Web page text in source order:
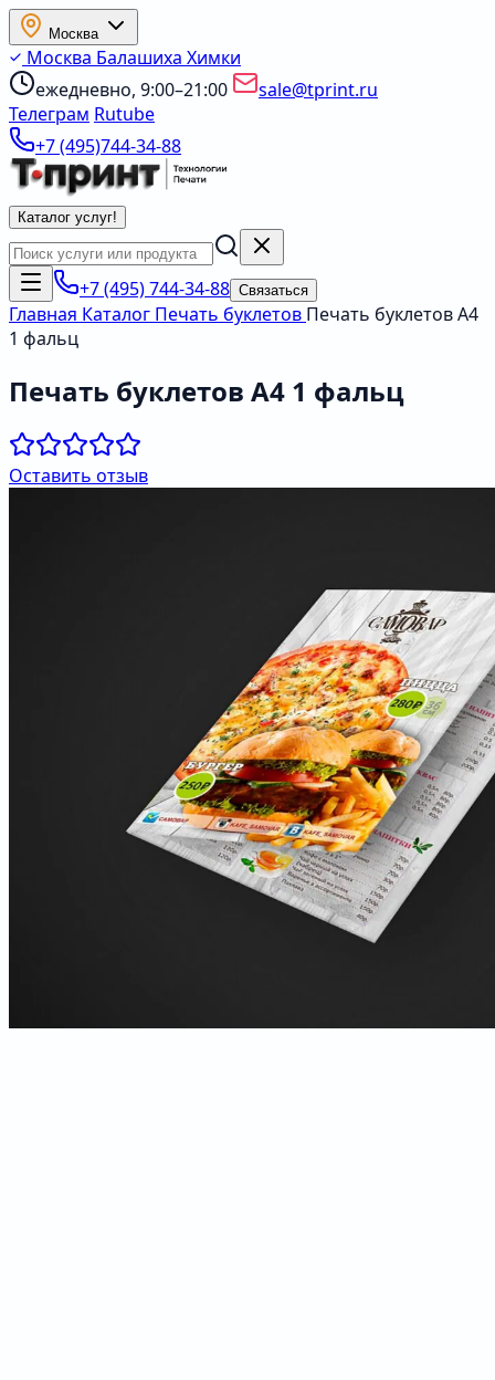
Москва
Москва Балашиха Химки
ежедневно, 9:00–21:00
sale@tprint.ru
Телеграм Rutube
+7 (495)744-34-88
Каталог услуг!
+7 (495) 744-34-88 Связаться
Главная Каталог Печать буклетов Печать буклетов А4
1 фальц
Печать буклетов А4 1 фальц
Оставить отзыв